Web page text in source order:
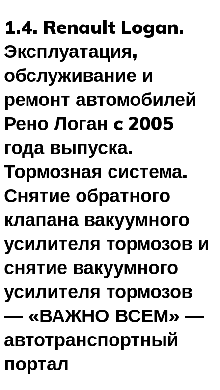
1.4. Renault Logan.
Эксплуатация,
обслуживание и
ремонт автомобилей
Рено Логан c 2005
года выпуска.
Тормозная система.
Снятие обратного
клапана вакуумного
усилителя тормозов и
снятие вакуумного
усилителя тормозов
— «ВАЖНО ВСЕМ» —
автотранспортный
портал